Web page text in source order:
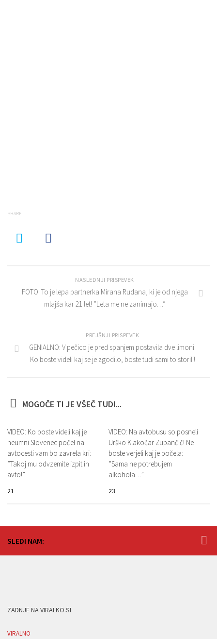
SHARE
NASLEDNJI PRISPEVEK
FOTO: To je lepa partnerka Mirana Rudana, ki je od njega
mlajša kar 21 let! ”Leta me ne zanimajo…”
PREJŠNJI PRISPEVEK
GENIALNO: V pečico je pred spanjem postavila dve limoni.
Ko boste videli kaj se je zgodilo, boste tudi sami to storili!
MOGOČE TI JE VŠEČ TUDI...
VIDEO: Ko boste videli kaj je
neumni Slovenec počel na
avtocesti vam bo zavrela kri:
”Takoj mu odvzemite izpit in
avto!”
21
VIDEO: Na avtobusu so posneli
Urško Klakočar Zupančič! Ne
boste verjeli kaj je počela:
”Sama ne potrebujem
alkohola…”
23
SLEDI NAM:
ZADNJE NA VIRALKO.SI
VIRALNO